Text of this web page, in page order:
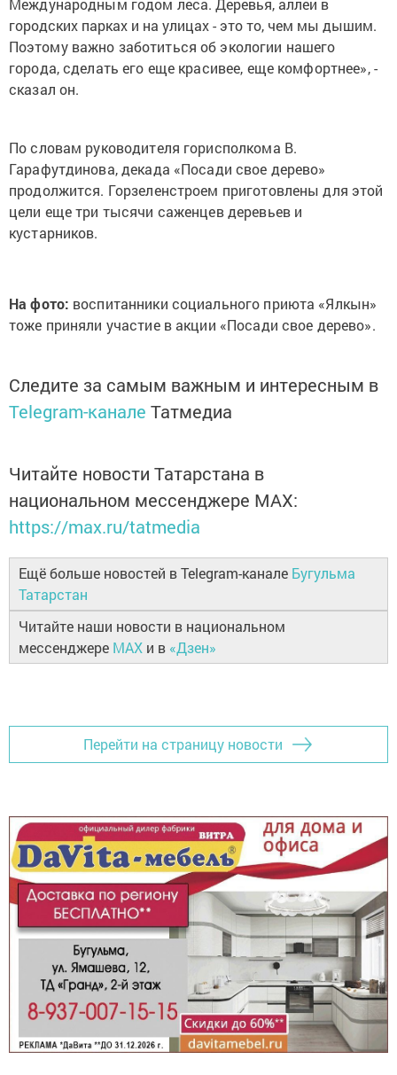
городских парках и на улицах - это то, чем мы дышим.
Поэтому важно заботиться об экологии нашего
города, сделать его еще красивее, еще комфортнее», -
сказал он.
По словам руководителя горисполкома В.
Гарафутдинова, декада «Посади свое дерево»
продолжится. Горзеленстроем приготовлены для этой
цели еще три тысячи саженцев деревьев и
кустарников.
На фото: воспитанники социального приюта «Ялкын»
тоже приняли участие в акции «Посади свое дерево».
Следите за самым важным и интересным в
Telegram-канале Татмедиа
Читайте новости Татарстана в
национальном мессенджере MАХ:
https://max.ru/tatmedia
Ещё больше новостей в Telegram-канале Бугульма
Татарстан
Читайте наши новости в национальном
мессенджере MAX и в «Дзен»
Перейти на страницу новости